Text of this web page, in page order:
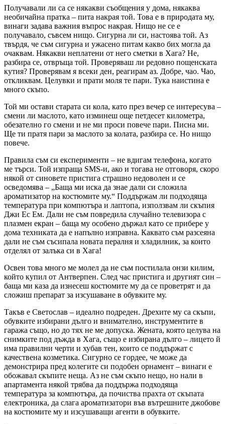
Получавали ли са се някакви съобщения у дома, някаква
необичайна пратка – пита накрая той. Това е в природата му,
винаги задава важния въпрос накрая. Нищо не се е
получавало, съвсем нищо. Сигурна ли си, настоява той. Аз
твърдя, че съм сигурна и ужасено питам какво бих могла да
очаквам. Някакви неплатени от него сметки в Хага? Не,
разбира се, отвръща той. Проверяваш ли редовно пощенската
кутия? Проверявам я всеки ден, реагирам аз. Добре, чао. Чао,
откликвам. Целувки и прати моля те пари. Тука наистина е
много скъпо.
Той ми остави старата си кола, като през вечер се интересува –
смени ли маслото, като изминеш още петдесет километра,
обезателно го смени и не ми проси повече пари. Писна ми.
Ще ти пратя пари за маслото за колата, разбира се. Но нищо
повече.
Правила съм си експерименти – не вдигам телефона, когато
ме търси. Той изпраща SMS-и, ако и тогава не отговоря, скоро
някой от синовете пристига страшно недоволен и се
осведомява – „Баща ми иска да знае дали си сложила
ароматизатор на костюмите му.“ Поддържам ли подходяща
температура при компютъра и лаптопа, използвам ли скъпия
Джи Ес Ем. Дали не съм повредила случайно телевизора с
плазмен екран – баща му особено държал като се прибере у
дома техниката да е напълно изправна. Каквато съм разсеяна
дали не съм съсипала новата пералня и хладилник, за които
отделял от залъка си в Хага!
Освен това много ме молел да не съм постилала онзи килим,
който купил от Антверпен. След час пристига и другият син –
баща ми каза да изнесеш костюмите му да се проветрят и да
сложиш препарат за изсушаване в обувките му.
Такъв е Светослав – идеално подреден. Дрехите му са скъпи,
обувките избирани дълго и внимателно, инструментите в
гаража също, но до тях не ме допуска. Жената, която целува на
снимките под дъжда в Хага, също е избирана дълго – лицето й
има правилни черти и хубав тен, които се поддържат с
качествена козметика. Сигурно се гордее, че може да
демонстрира пред колегите си подобен орнамент – винаги е
обожавал скъпите неща. Аз не съм скъпо нещо, но нали в
апартамента някой трябва да поддържа подходяща
температура за компютъра, да почиства прахта от скъпата
електроника, да слага ароматизатори във вътрешните джобове
на костюмите му и изсушаващи агенти в обувките.